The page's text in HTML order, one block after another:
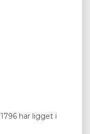
har ligget i